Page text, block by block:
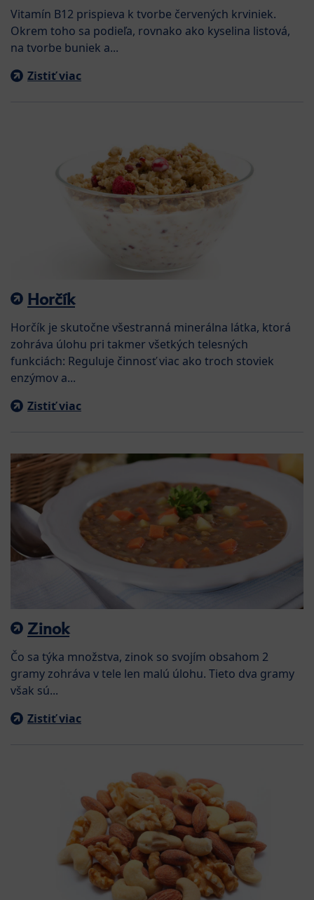
Vitamín B12 prispieva k tvorbe červených krviniek.
Okrem toho sa podieľa, rovnako ako kyselina listová,
na tvorbe buniek a...
Zistiť viac
Horčík
Horčík je skutočne všestranná minerálna látka, ktorá
zohráva úlohu pri takmer všetkých telesných
funkciách: Reguluje činnosť viac ako troch stoviek
enzýmov a...
Zistiť viac
Zinok
Čo sa týka množstva, zinok so svojím obsahom 2
gramy zohráva v tele len malú úlohu. Tieto dva gramy
však sú...
Zistiť viac